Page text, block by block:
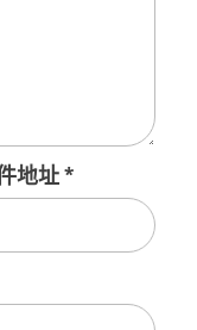
地址*